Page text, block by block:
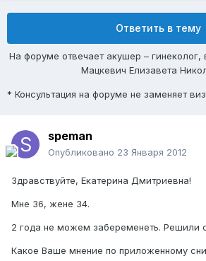
Ответить в тему
На форуме отвечает акушер – гинеколог,
Мацкевич Елизавета
* Консультация на форуме не заменяет
speman
Опубликовано 23 Января 2012
Здравствуйте, Екатерина Дмитриевна!
Мне 36, жене 34.
2 года не можем забеременеть. Решили
Какое Ваше мнение по приложенному